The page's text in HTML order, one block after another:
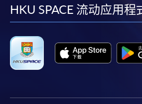
facebook
HKU SPACE 流动应用程